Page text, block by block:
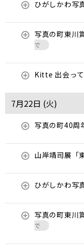
ひがしかわ写
写真の町東川
で
Kitte 出会っ
7月22日 (火)
写真の町40周
山岸靖司展「
ひがしかわ写
写真の町東川
で